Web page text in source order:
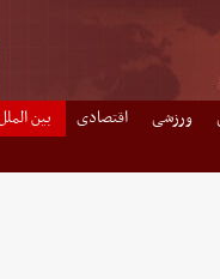
ورزشی اقتصادی بین